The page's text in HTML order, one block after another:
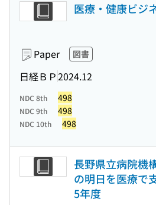
医療・健康ビジ
Paper 図書
日経ＢＰ2024.12
NDC 8th 498
NDC 9th 498
NDC 10th 498
長野県立病院
の明日を医療で
5年度